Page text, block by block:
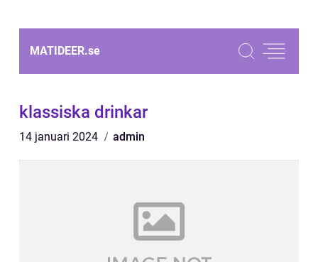
MATIDEER.se
klassiska drinkar
14 januari 2024 admin